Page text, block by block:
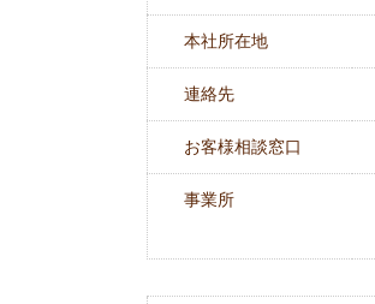
本社所在地
連絡先
お客様相談窓口
事業所